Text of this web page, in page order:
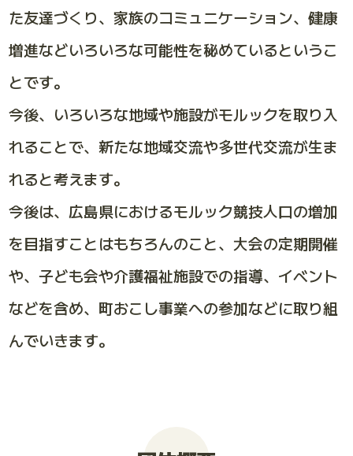
た友達づくり、家族のコミュニケーション、健康
増進などいろいろな可能性を秘めているというこ
とです。
今後、いろいろな地域や施設がモルックを取り入
れることで、新たな地域交流や多世代交流が生ま
れると考えます。
今後は、広島県におけるモルック競技人口の増加
を目指すことはもちろんのこと、大会の定期開催
や、子ども会や介護福祉施設での指導、イベント
などを含め、町おこし事業への参加などに取り組
んでいきます。